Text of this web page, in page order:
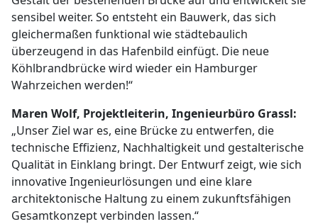
sensibel weiter. So entsteht ein Bauwerk, das sich
gleichermaßen funktional wie städtebaulich
überzeugend in das Hafenbild einfügt. Die neue
Köhlbrandbrücke wird wieder ein Hamburger
Wahrzeichen werden!“
Maren Wolf, Projektleiterin, Ingenieurbüro Grassl:
„Unser Ziel war es, eine Brücke zu entwerfen, die
technische Effizienz, Nachhaltigkeit und gestalterische
Qualität in Einklang bringt. Der Entwurf zeigt, wie sich
innovative Ingenieurlösungen und eine klare
architektonische Haltung zu einem zukunftsfähigen
Gesamtkonzept verbinden lassen.“